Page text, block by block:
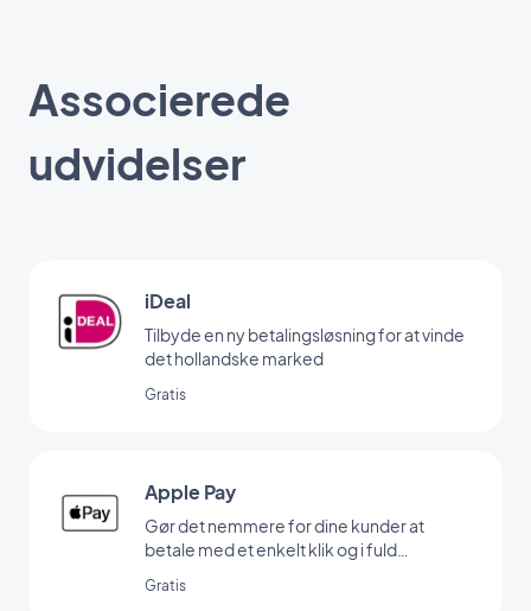
Associerede
udvidelser
iDeal
Tilbyde en ny betalingsløsning for at vinde
det hollandske marked
Gratis
Apple Pay
Gør det nemmere for dine kunder at
betale med et enkelt klik og i fuld
Gratis